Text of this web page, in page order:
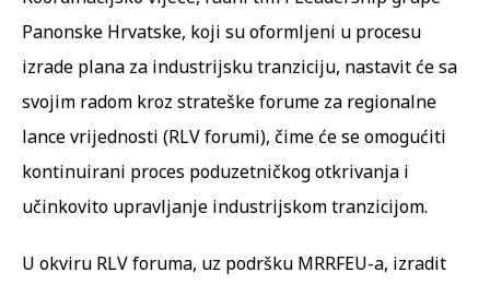
Panonske Hrvatske, koji su oformljeni u procesu
izrade plana za industrijsku tranziciju, nastavit će sa
svojim radom kroz strateške forume za regionalne
lance vrijednosti (RLV forumi), čime će se omogućiti
kontinuirani proces poduzetničkog otkrivanja i
učinkovito upravljanje industrijskom tranzicijom.
U okviru RLV foruma, uz podršku MRRFEU-a, izradit